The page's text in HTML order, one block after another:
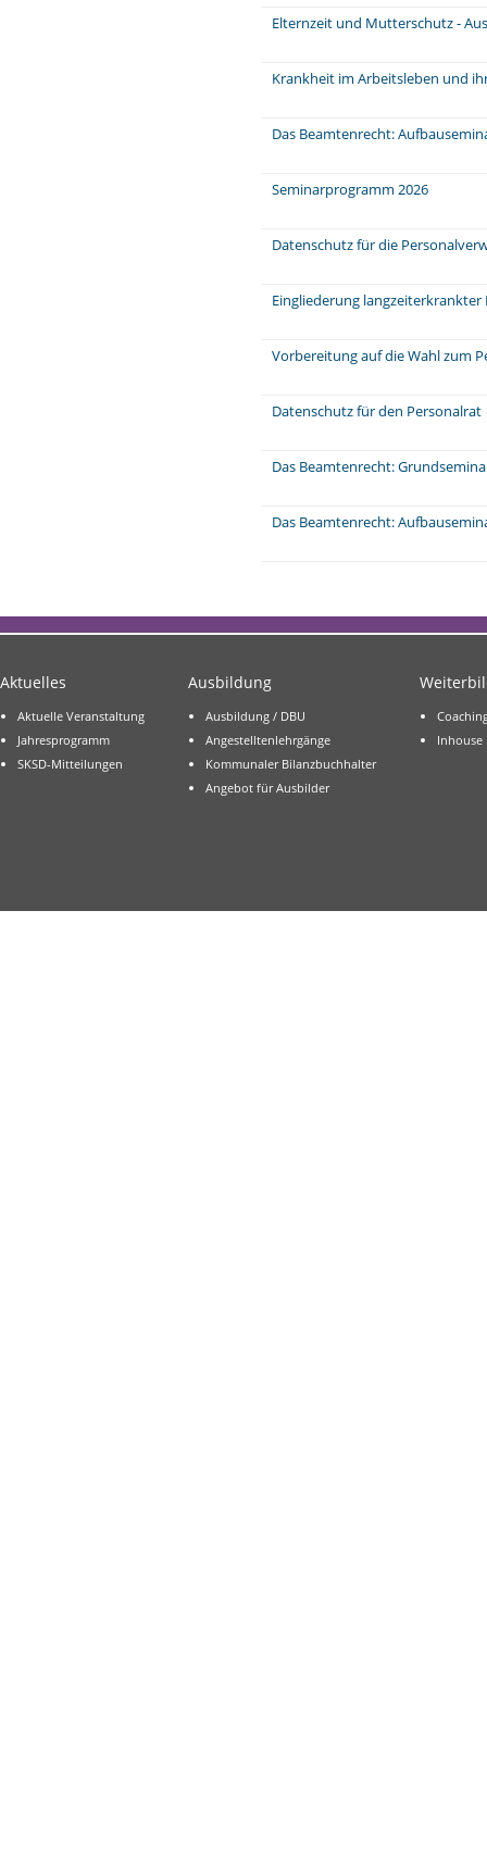
Elternzeit und Mutterschutz -
Krankheit im Arbeitsleben und
Das Beamtenrecht:
Seminarprogramm 2026
Datenschutz für die
Eingliederung
Vorbereitung auf die Wahl zum
Datenschutz für den Personalrat
Das Beamtenrecht:
Das Beamtenrecht:
Aktuelles
Aktuelle Veranstaltung
Jahresprogramm
SKSD-Mitteilungen
Ausbildung
Ausbildung / DBU
Angestelltenlehrgänge
Kommunaler Bilanzbuchhalter
Angebot für Ausbilder
Inhouse